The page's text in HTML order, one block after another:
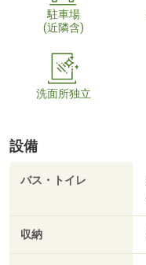
駐車場
(近隣含)
洗面所独立
設備
バス・トイレ
収納